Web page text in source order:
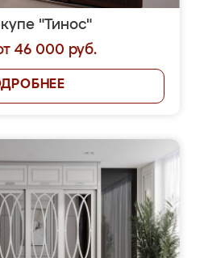
"Тинос"
46 000 руб.